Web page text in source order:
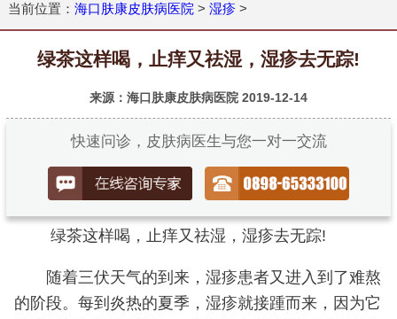
当前位置： 海口肤康皮肤病医院 > 湿疹>
绿茶这样喝，止痒又祛湿，湿疹去无踪!
来源：海口肤康皮肤病医院 2019-12-14
快速问诊，皮肤病医生与您一对一交流
绿茶这样喝，止痒又祛湿，湿疹去无踪!
随着三伏天气的到来，湿疹患者又进入到了难熬
的阶段。每到炎热的夏季，湿疹就接踵而来，因为它